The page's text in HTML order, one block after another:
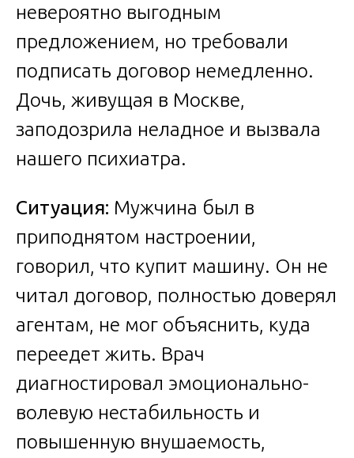
невероятно выгодным
предложением, но требовали
подписать договор немедленно.
Дочь, живущая в Москве,
заподозрила неладное и вызвала
нашего психиатра.
Ситуация: Мужчина был в
приподнятом настроении,
говорил, что купит машину. Он не
читал договор, полностью доверял
агентам, не мог объяснить, куда
переедет жить. Врач
диагностировал эмоционально-
волевую нестабильность и
повышенную внушаемость,